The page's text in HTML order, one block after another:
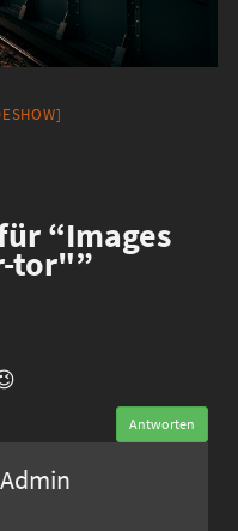
“Images
tor"”
Antworten